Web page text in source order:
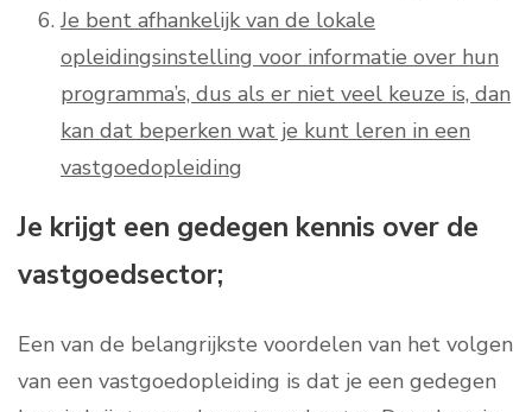
Je bent afhankelijk van de lokale
opleidingsinstelling voor informatie over hun
programma’s, dus als er niet veel keuze is, dan
kan dat beperken wat je kunt leren in een
vastgoedopleiding
Je krijgt een gedegen kennis over de
vastgoedsector;
Een van de belangrijkste voordelen van het volgen
van een vastgoedopleiding is dat je een gedegen